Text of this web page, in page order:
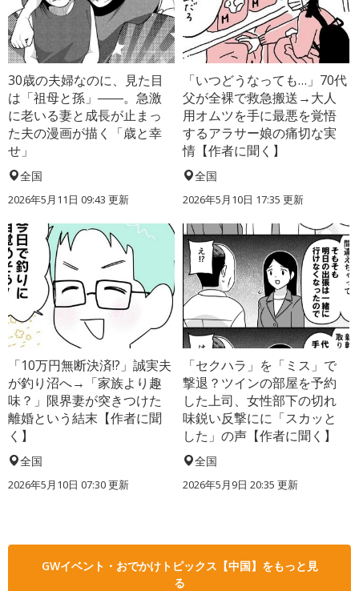
30歳の夫婦なのに、見た目
は「祖母と孫」――。急激
に老いる妻と成長が止まっ
た夫の漫画が描く「歳と幸
せ」
全国
2026年5月11日 09:43 更新
「いつどうなっても…」70代
父が全裸で救急搬送→大人
用オムツを手に最悪を覚悟
するアラサー娘の痛切な実
情【作者に聞く】
全国
2026年5月10日 17:35 更新
「10万円無断決済!?」誠実夫
が釣り沼へ→「家族より趣
味？」限界妻が突きつけた
離婚という結末【作者に聞
く】
全国
2026年5月10日 07:30 更新
「セクハラ」を「ミス」で
撃退？ツインの部屋を予約
した上司、女性部下の切れ
味鋭い反撃にに「スカッと
した」の声【作者に聞く】
全国
2026年5月9日 20:35 更新
GWイベント・おでかけトピックス【中国】をもっと見
る